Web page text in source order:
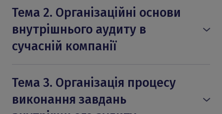
Модель ризику. Визначення ризику. Цілі
діяльності організації і ризики, що
загрожують їх досягненню.
2.Вимірювання ризику.
суттєвого викривлення у фінансовій
інформації.
4.Визначення суті внутрішнього
Тема 2. Організаційні основи
внутрішнього аудиту в
сучасній компанії
аудиту як складової частини системи
управління компанії.
2.Вимоги і рекомендації щодо створення і
Тема 3. Організація процесу
виконання завдань